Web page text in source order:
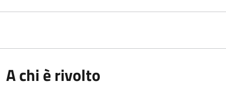
A chi è rivolto